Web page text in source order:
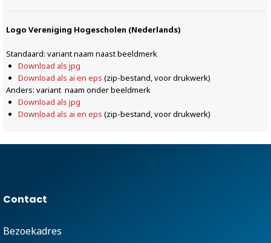
Logo Vereniging Hogescholen (Nederlands)
Standaard: variant naam naast beeldmerk
Download als jpg
Download als ai en eps (zip-bestand, voor drukwerk)
Anders: variant naam onder beeldmerk
Download als jpg
Download als ai en eps (zip-bestand, voor drukwerk)
Contact
Bezoekadres